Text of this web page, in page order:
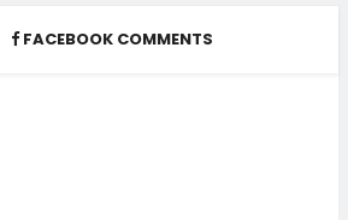
FACEBOOK COMMENTS